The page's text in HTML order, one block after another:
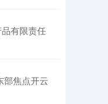
有限责任
部焦点开云